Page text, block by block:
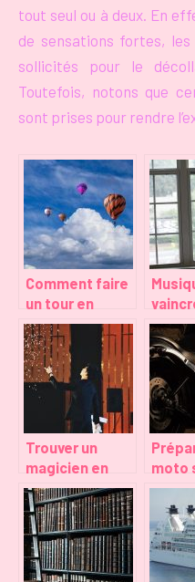
tout seul ou à deux. En
de sensations fortes,
sollicités pour le
Toutefois, notons que
sont prises pour rendre
Comment faire
un tour en
montgolfière
en région
toulousaine ?
de
Trouver un
magicien en
région
Toulousaine
moto